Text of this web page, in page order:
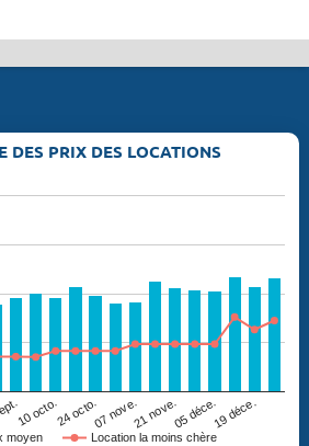
DES PRIX DES LOCATIONS
moyen Location la moins chère
10 octo.24 octo.07 nove.21 nove.05 déce.19 déce.